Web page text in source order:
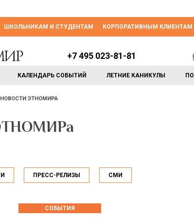
ШКОЛЬНИКАМ И СТУДЕНТАМ КОРПОРАТИВНЫМ КЛИЕНТАМ
КАЛЕНДАРЬ СОБЫТИЙ ЛЕТНИЕ КАНИКУЛЫ
+7 495 023-81-81
НОВОСТИ ЭТНОМИРА
ПРЕСС-РЕЛИЗЫ СМИ
СОБЫТИЯ